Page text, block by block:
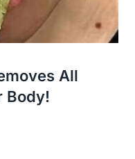
All
Body!